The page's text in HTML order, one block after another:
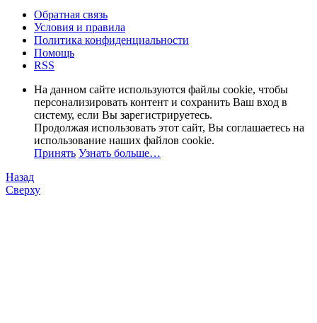
Обратная связь
Условия и правила
Политика конфиденциальности
Помощь
RSS
На данном сайте используются файлы cookie, чтобы
персонализировать контент и сохранить Ваш вход в
систему, если Вы зарегистрируетесь.
Продолжая использовать этот сайт, Вы соглашаетесь на
использование наших файлов cookie.
Принять Узнать больше…
Назад
Сверху